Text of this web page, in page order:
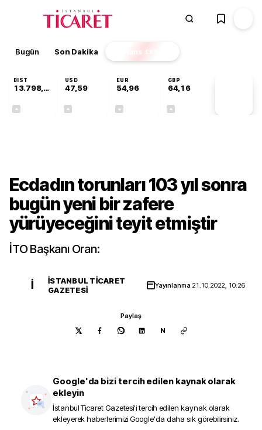
Bugün Son Dakika Finans EKSTRA
BIST
13.798,82
USD
47,59
EUR
54,96
GBP
64,16
Ecdadın torunları 103 yıl sonra
bugün yeni bir zafere
yürüyeceğini teyit etmiştir
İTO Başkanı Oran:
İ
İSTANBUL TICARET
GAZETESI
Yayınlanma 21.10.2022, 10:26
Paylaş
N
Google'da bizi tercih edilen kaynak olarak
ekleyin
İstanbul Ticaret Gazetesi'i tercih edilen kaynak olarak
ekleyerek haberlerimizi Google'da daha sık görebilirsiniz.